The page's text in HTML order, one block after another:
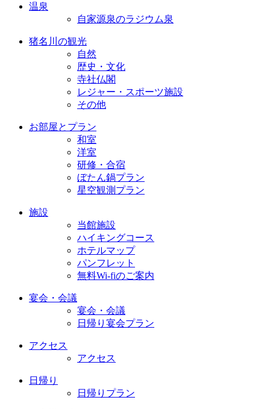
温泉
自家源泉のラジウム泉
猪名川の観光
自然
歴史・文化
寺社仏閣
レジャー・スポーツ施設
その他
お部屋とプラン
和室
洋室
研修・合宿
ぼたん鍋プラン
星空観測プラン
施設
当館施設
ハイキングコース
ホテルマップ
パンフレット
無料Wi-fiのご案内
宴会・会議
宴会・会議
日帰り宴会プラン
アクセス
アクセス
日帰り
日帰りプラン